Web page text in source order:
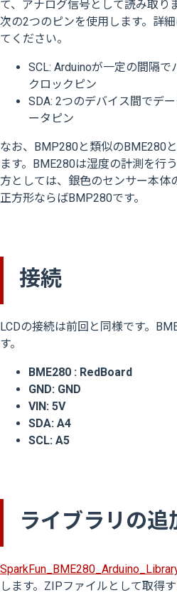
て、アナログ信号として読み取り
次の2つのピンを使用します。詳
てください。
SCL: Arduinoが一定の間隔
クロックピン
SDA: 2つのデバイス間でデ
ータピン
なお、BMP280と類似のBME280
ます。BME280は湿度の計測を行
方としては、銀色のセンサー本体
正方形ならばBMP280です。
接続
LCDの接続は前回と同様です。
す。
BME280 : RedBoard
GND: GND
VIN: 5V
SDA: A4
SCL: A5
ライブラリの追
します。ZIPファイルとして取得